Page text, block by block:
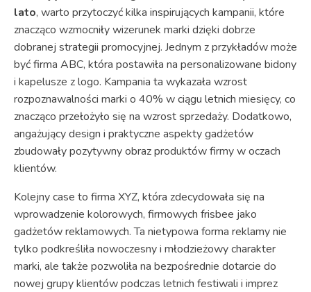
lato, warto przytoczyć kilka inspirujących kampanii, które
znacząco wzmocniły wizerunek marki dzięki dobrze
dobranej strategii promocyjnej. Jednym z przykładów może
być firma ABC, która postawiła na personalizowane bidony
i kapelusze z logo. Kampania ta wykazała wzrost
rozpoznawalności marki o 40% w ciągu letnich miesięcy, co
znacząco przełożyło się na wzrost sprzedaży. Dodatkowo,
angażujący design i praktyczne aspekty gadżetów
zbudowały pozytywny obraz produktów firmy w oczach
klientów.
Kolejny case to firma XYZ, która zdecydowała się na
wprowadzenie kolorowych, firmowych frisbee jako
gadżetów reklamowych. Ta nietypowa forma reklamy nie
tylko podkreśliła nowoczesny i młodzieżowy charakter
marki, ale także pozwoliła na bezpośrednie dotarcie do
nowej grupy klientów podczas letnich festiwali i imprez